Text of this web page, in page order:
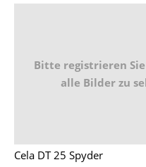
Bitte registrieren
alle Bilder zu
Cela DT 25 Spyder